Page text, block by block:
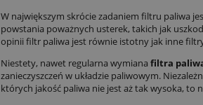
W największym skrócie zadaniem filtru paliwa
powstania poważnych usterek, takich jak
opinii filtr paliwa jest równie istotny jak inne
Niestety, nawet regularna wymiana filtra
zanieczyszczeń w układzie paliwowym.
których jakość paliwa nie jest aż tak wysoka, to